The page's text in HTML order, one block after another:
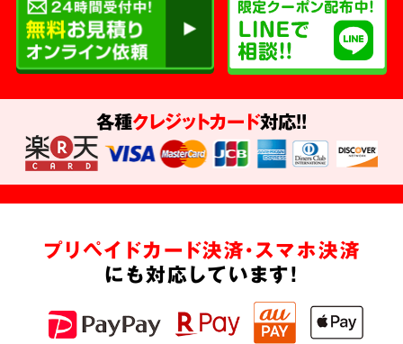
各種クレジットカード対応!!
プリペイドカード決済・スマホ決済
にも対応しています!